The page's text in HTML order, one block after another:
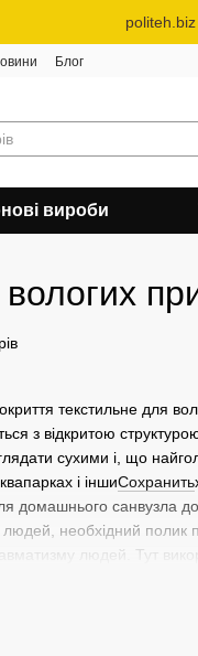
Блог
вироби
текстильне для
з відкритою
сухими і, що
і іншиСохранить
домашнього санвузла
людей, необхідний
людей. Тут